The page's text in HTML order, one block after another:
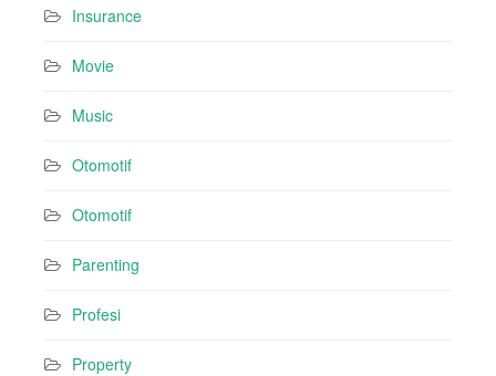
Insurance
Movie
Music
Otomotif
Otomotif
Parenting
Profesi
Property